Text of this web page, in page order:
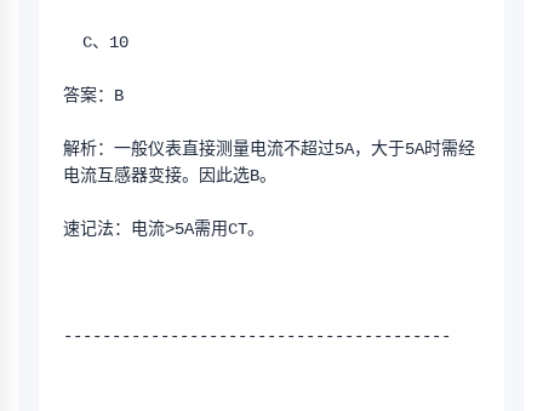
  C、10
答案：B
解析：一般仪表直接测量电流不超过5A，大于5A时需经
电流互感器变接。因此选B。
速记法：电流>5A需用CT。
----------------------------------------